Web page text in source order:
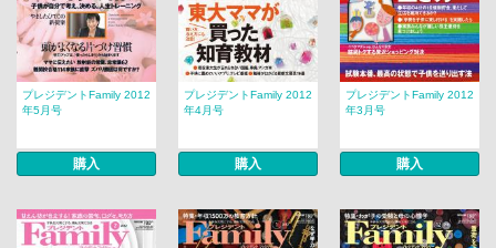
プレジデントFamily 2012
年5月号
購入
プレジデントFamily 2012
年4月号
購入
プレジデントFamily 2012
年3月号
購入